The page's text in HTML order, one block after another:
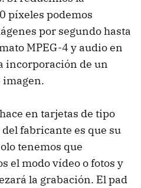
píxeles podemos
por segundo hasta
MPEG-4 y audio en
incorporación de un
en tarjetas de tipo
fabricante es que su
tenemos que
el modo vídeo o fotos y
la grabación. El pad